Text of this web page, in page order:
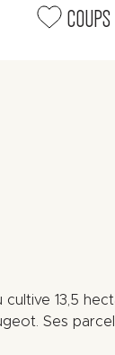
cultive 13,5
Ses